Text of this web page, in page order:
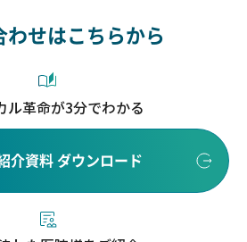
わせはこちらから
ル革命が3分でわかる
介資料 ダウンロード